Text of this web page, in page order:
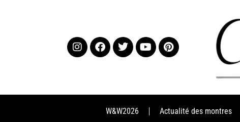
W&W2026 Actualité des montres